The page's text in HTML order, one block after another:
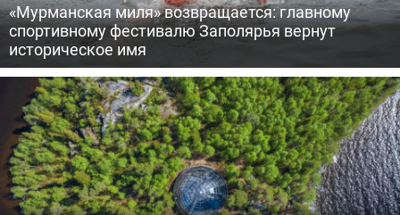
«Мурманская миля» возвращается: главному
спортивному фестивалю Заполярья вернут
историческое имя